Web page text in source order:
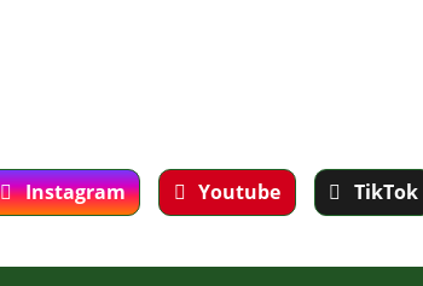
Instagram Youtube TikTok